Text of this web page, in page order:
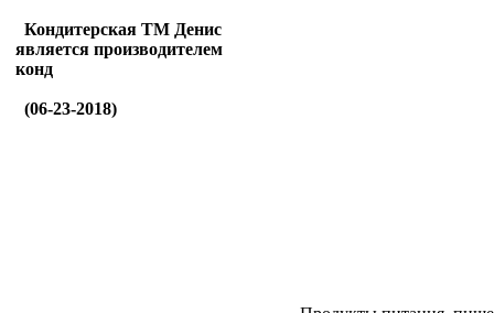
Кондитерская ТМ Денис
является производителем
конд
(06-23-2018)